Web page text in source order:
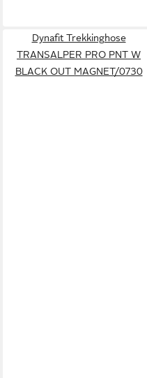
Dynafit Trekkinghose
TRANSALPER PRO PNT W
BLACK OUT MAGNET/0730